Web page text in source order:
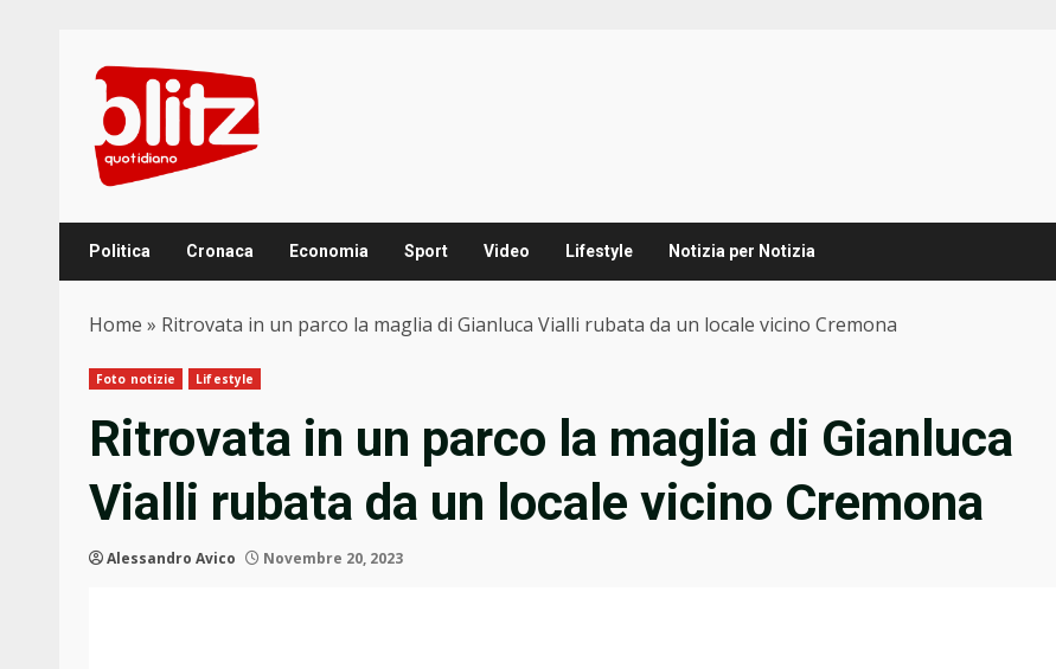
content
Politica Cronaca Economia Sport Video Lifestyle Notizia per Notizia
Home » Ritrovata in un parco la maglia di Gianluca Vialli rubata da un locale vicino Cremona
Foto notizie Lifestyle
Ritrovata in un parco la maglia di Gianluca
Vialli rubata da un locale vicino Cremona
Alessandro Avico Novembre 20, 2023